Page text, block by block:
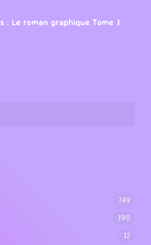
: Le roman graphique Tome 1
749
190
12